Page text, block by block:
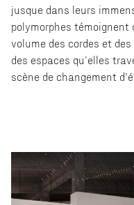
jusque dans leurs
polymorphes témoignent
volume des cordes et
des espaces qu’elles
scène de changement